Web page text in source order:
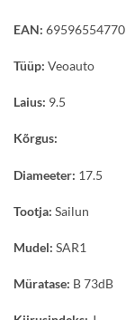
EAN:
Tüüp: Veoauto
Laius: 9.5
Kõrgus:
Diameeter: 17.5
Tootja: Sailun
Mudel: SAR1
Müratase: B 73dB